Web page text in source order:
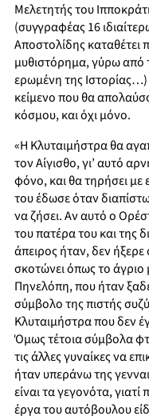
Μελετητής του
(συγγραφέας 16
Αποστολίδης καταθέτει
μυθιστόρημα, γύρω από
ερωμένη της
κείμενο που θα
κόσμου, και όχι μόνο.
«Η Κλυταιμήστρα θα
τον Αίγισθο, γι’ αυτό
φόνο, και θα τηρήσει με
του έδωσε όταν
να ζήσει. Αν αυτό ο
του πατέρα του και της
άπειρος ήταν, δεν
σκοτώνει όπως το άγριο
Πηνελόπη, που ήταν
σύμβολο της πιστής
Κλυταιμήστρα που δεν
Όμως τέτοια σύμβολα
τις άλλες γυναίκες να
ήταν υπεράνω της
είναι τα γεγονότα, γιατί
έργα του αυτόβουλου